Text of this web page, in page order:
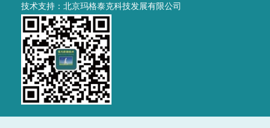
技术支持： 北京玛格泰克科技发展有限公司